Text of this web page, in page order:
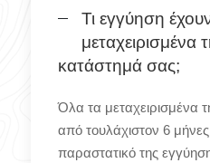
Τι εγγύηση
κατάστημά σας;
Όλα τα μεταχειρισμένα
από τουλάχιστον 6
παραστατικό της